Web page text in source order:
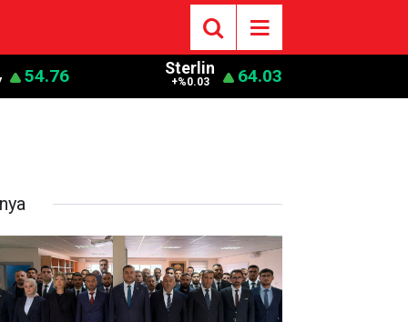
54.76 Sterlin
+%0.03 64.03